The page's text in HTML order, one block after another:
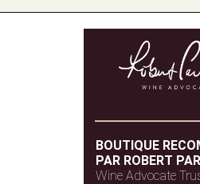
BOUTIQUE
PAR ROBERT
Wine Advocate